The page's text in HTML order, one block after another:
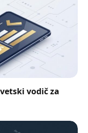
vodič za